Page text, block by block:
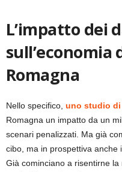
L’impatto dei
sull’economia
Romagna
Nello specifico, uno studio di
Romagna un impatto da un
scenari penalizzati. Ma già
cibo, ma in prospettiva anche
Già cominciano a risentirne